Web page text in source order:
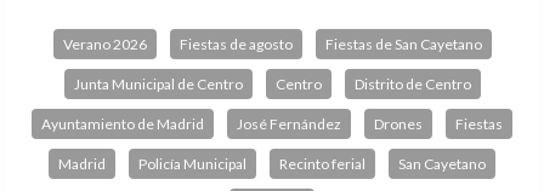
Verano 2026 Fiestas de agosto Fiestas de San Cayetano
Junta Municipal de Centro Centro Distrito de Centro
Ayuntamiento de Madrid José Fernández Drones Fiestas
Madrid Policía Municipal Recinto ferial San Cayetano